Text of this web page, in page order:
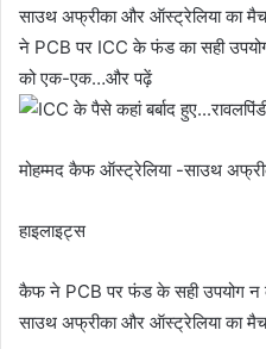
साउथ अफ्रीका और ऑस्ट्रेलिया का
ने PCB पर ICC के फंड का सही
को एक-एक…और पढ़ें
मोहम्मद कैफ ऑस्ट्रेलिया -साउथ
हाइलाइट्स
कैफ ने PCB पर फंड के सही उपयोग न
साउथ अफ्रीका और ऑस्ट्रेलिया का